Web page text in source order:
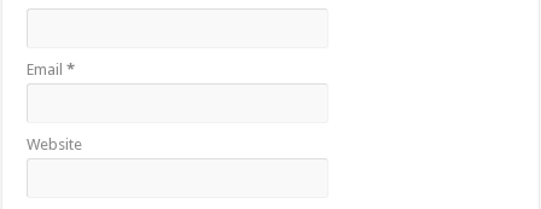
Email*
Website